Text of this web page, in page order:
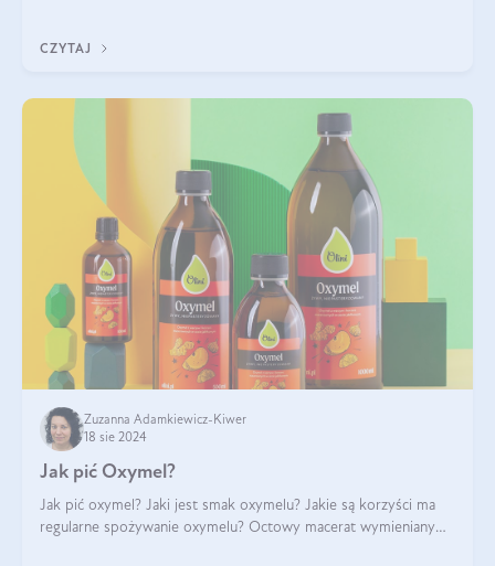
CZYTAJ
Zuzanna Adamkiewicz-Kiwer
18 sie 2024
Jak pić Oxymel?
Jak pić oxymel? Jaki jest smak oxymelu? Jakie są korzyści ma
regularne spożywanie oxymelu? Octowy macerat wymieniany